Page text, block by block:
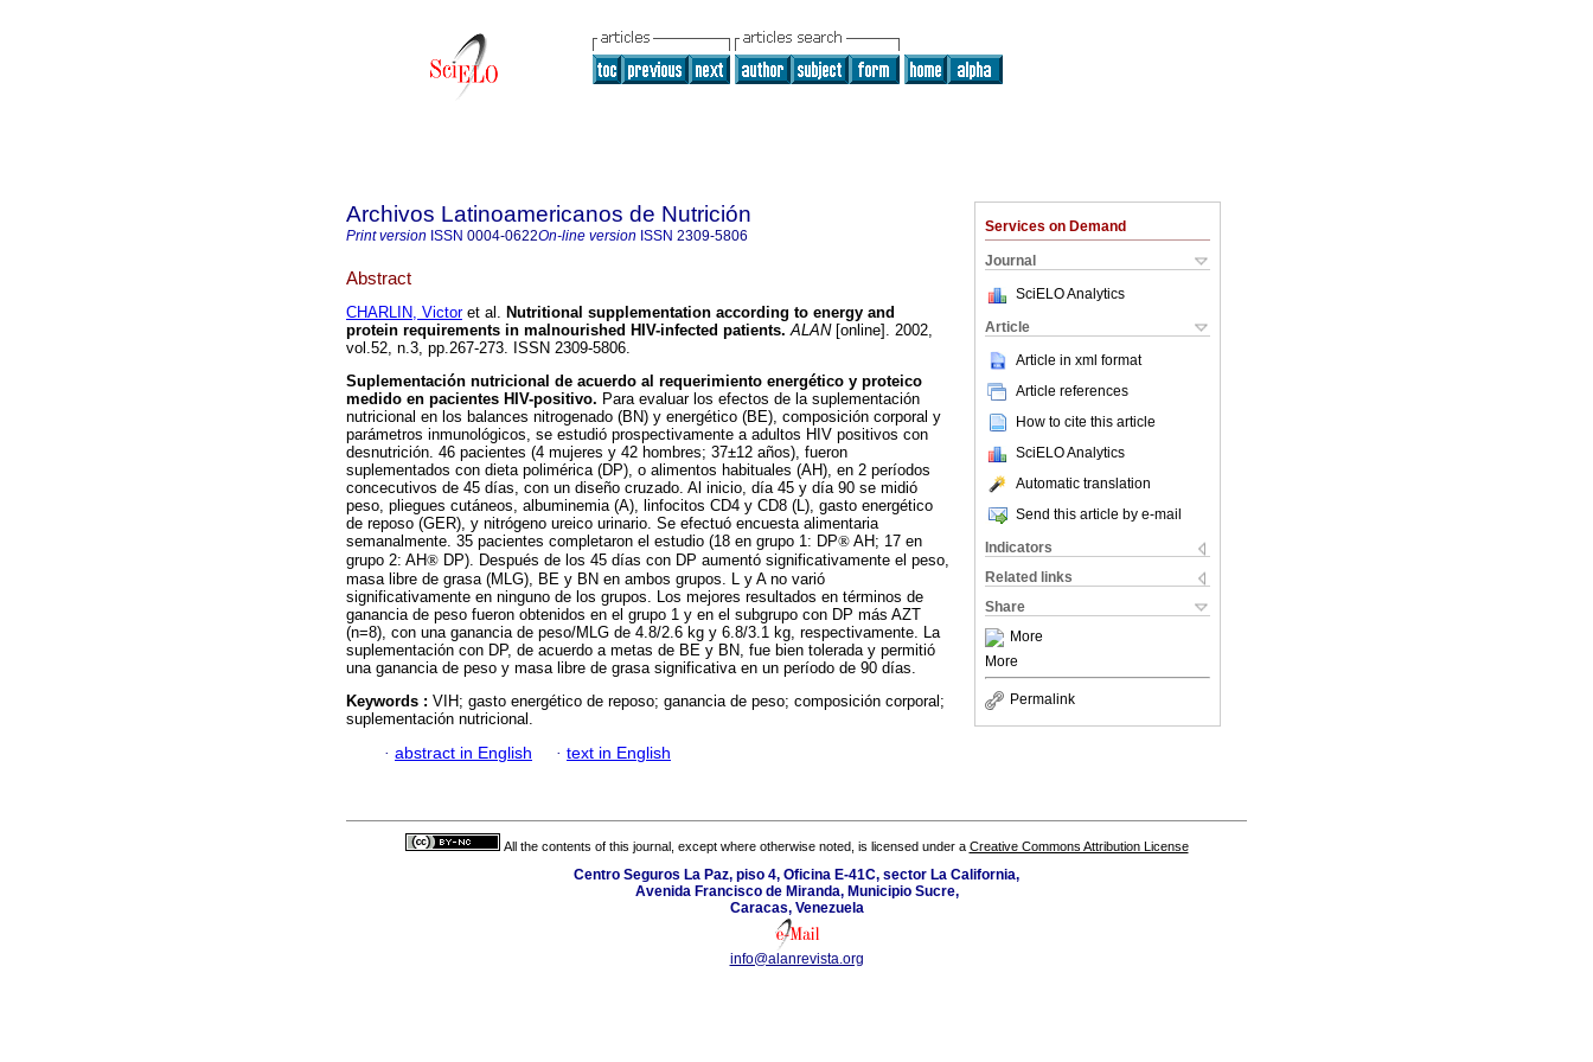
Services on Demand
Journal
SciELO Analytics
Article
Article in xml format
Article references
How to cite this article
SciELO Analytics
Automatic translation
Send this article by e-mail
Indicators
Related links
Share
More
More
Permalink
Archivos Latinoamericanos de Nutrición
Print version ISSN 0004-0622On-line version ISSN 2309-5806
Abstract
CHARLIN, Victoret al. Nutritional supplementation according to energy and
protein requirements in malnourished HIV-infected patients. ALAN[online]. 2002,
vol.52, n.3, pp.267-273. ISSN 2309-5806.
Suplementación nutricional de acuerdo al requerimiento energético y proteico
medido en pacientes HIV-positivo. Para evaluar los efectos de la suplementación
nutricional en los balances nitrogenado (BN) y energético (BE), composición corporal y
parámetros inmunológicos, se estudió prospectivamente a adultos HIV positivos con
desnutrición. 46 pacientes (4 mujeres y 42 hombres; 37±12 años), fueron
suplementados con dieta polimérica (DP), o alimentos habituales (AH), en 2 períodos
concecutivos de 45 días, con un diseño cruzado. Al inicio, día 45 y día 90 se midió
peso, pliegues cutáneos, albuminemia (A), linfocitos CD4 y CD8 (L), gasto energético
de reposo (GER), y nitrógeno ureico urinario. Se efectuó encuesta alimentaria
semanalmente. 35 pacientes completaron el estudio (18 en grupo 1: DP® AH; 17 en
grupo 2: AH® DP). Después de los 45 días con DP aumentó significativamente el peso,
masa libre de grasa (MLG), BE y BN en ambos grupos. L y A no varió
significativamente en ninguno de los grupos. Los mejores resultados en términos de
ganancia de peso fueron obtenidos en el grupo 1 y en el subgrupo con DP más AZT
(n=8), con una ganancia de peso/MLG de 4.8/2.6 kg y 6.8/3.1 kg, respectivamente. La
suplementación con DP, de acuerdo a metas de BE y BN, fue bien tolerada y permitió
una ganancia de peso y masa libre de grasa significativa en un período de 90 días.
Keywords : VIH; gasto energético de reposo; ganancia de peso; composición corporal;
suplementación nutricional.
· abstract in English · text in English
All the contents of this journal, except where otherwise noted, is licensed under a Creative Commons Attribution License
Centro Seguros La Paz, piso 4, Oficina E-41C, sector La California,
Avenida Francisco de Miranda, Municipio Sucre,
Caracas, Venezuela
info@alanrevista.org